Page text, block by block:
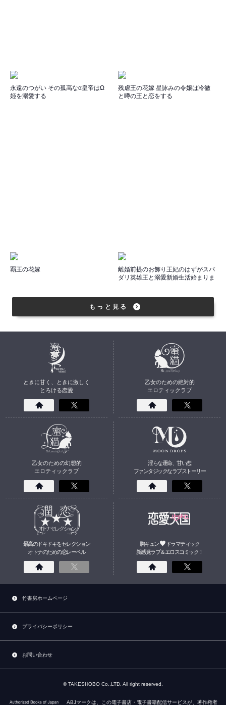
永遠のつがい その孤高なα皇帝はΩ
姫を溺愛する
残虐王の花嫁 星詠みの令嬢は冷徹
と噂の王と恋をする
覇王の花嫁
離婚前提のお飾り王妃のはずがスパ
ダリ英雄王と溺愛新婚生活始まりま
もっと見る
ときに甘く、ときに激しく
とろける恋愛
乙女のための絶対的
エロティックラブ
乙女のための幻想的
エロティックラブ
淫らな運命、甘い恋
ファンタジックなラブストーリー
最高のドキドキをセレクション
オトナのための恋レーベル
胸キュン
ドラマティック
新感覚ラブ＆エロスコミック！
竹書房ホームページ
プライバシーポリシー
お問い合わせ
© TAKESHOBO Co.,LTD. All right reserved.
ABJマークは、この電子書店・電子書籍配信サービスが、著作権者